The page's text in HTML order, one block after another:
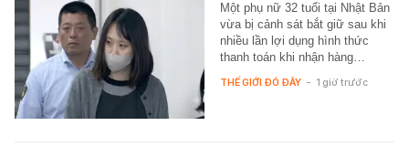
Một phụ nữ 32 tuổi tại Nhật Bản
vừa bị cảnh sát bắt giữ sau khi
nhiều lần lợi dụng hình thức
thanh toán khi nhận hàng…
THẾ GIỚI ĐÓ ĐÂY - 1 giờ trước